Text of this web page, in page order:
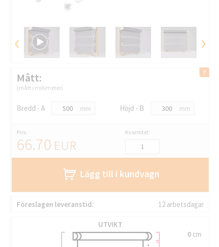
‹ ›
Mått:
(mått i millimeter)
Bredd - A mm Höjd - B mm
Pris:
66.70 EUR
Kvantitet:
Lägg till i kundvagn
Föreslagen leveranstid: 12 arbetsdagar
UTVIKT
0cm